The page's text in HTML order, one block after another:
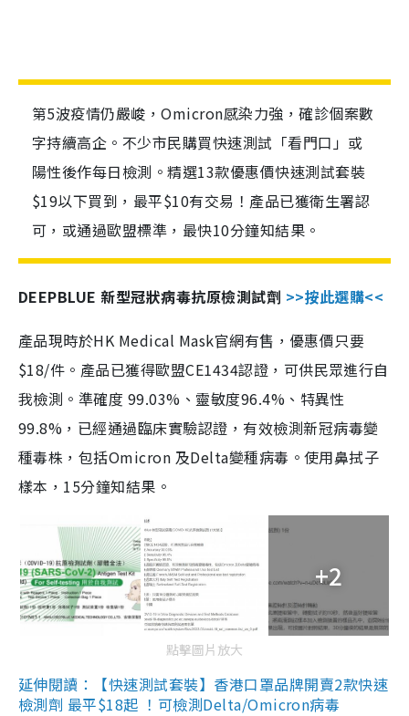
第5波疫情仍嚴峻，Omicron感染力強，確診個案數
字持續高企。不少市民購買快速測試「看門口」或
陽性後作每日檢測。精選13款優惠價快速測試套裝
$19以下買到，最平$10有交易！產品已獲衛生署認
可，或通過歐盟標準，最快10分鐘知結果。
DEEPBLUE 新型冠狀病毒抗原檢測試劑 >>按此選購<<
產品現時於HK Medical Mask官網有售，優惠價只要
$18/件。產品已獲得歐盟CE1434認證，可供民眾進行自
我檢測。準確度 99.03%、靈敏度96.4%、特異性
99.8%，已經通過臨床實驗認證，有效檢測新冠病毒變
種毒株，包括Omicron 及Delta變種病毒。使用鼻拭子
樣本，15分鐘知結果。
+2
點擊圖片放大
延伸閱讀：【快速測試套裝】香港口罩品牌開賣2款快速
檢測劑 最平$18起 ！可檢測Delta/Omicron病毒